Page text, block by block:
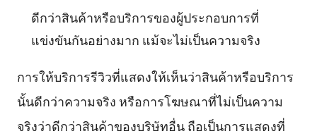
ดีกว่าสินค้าหรือบริการของผู้ประกอบการที่
แข่งขันกันอย่างมาก แม้จะไม่เป็นความจริง
การให้บริการรีวิวที่แสดงให้เห็นว่าสินค้าหรือบริการ
นั้นดีกว่าความจริง หรือการโฆษณาที่ไม่เป็นความ
จริงว่าดีกว่าสินค้าของบริษัทอื่น ถือเป็นการแสดงที่